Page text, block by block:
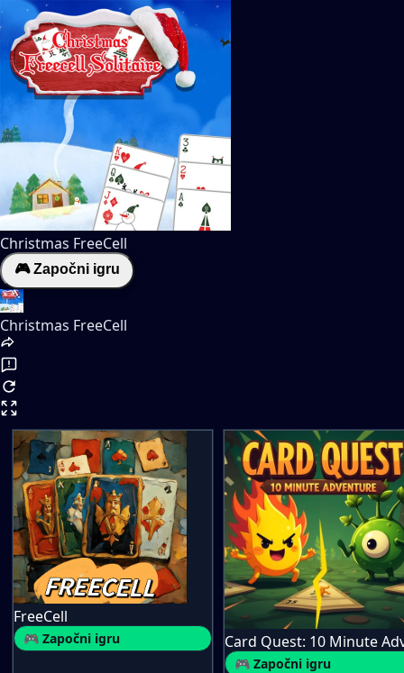
Christmas FreeCell
🎮 Započni igru
Christmas FreeCell
FreeCell
🎮 Započni igru
🎮 Započni igru